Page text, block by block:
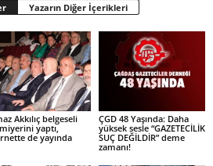
Yazarın Diğer İçerikleri
Akkılıç belgeseli
yaptı,
de yayında
ÇGD 48 Yaşında: Daha
yüksek sesle “GAZETECİLİK
SUÇ DEĞİLDİR” deme
zamanı!